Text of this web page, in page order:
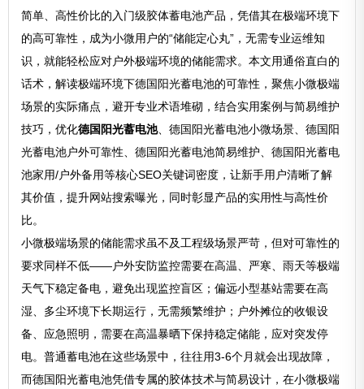
简单、高性价比的入门级胶体蓄电池产品，凭借其在极端环境下
的高可靠性，成为小微用户的“储能定心丸”，无需专业运维知
识，就能轻松应对户外极端环境的储能需求。本文用通俗直白的
话术，解读极端环境下德国阳光蓄电池的可靠性，聚焦小微极端
场景的实际痛点，避开专业术语堆砌，结合实用案例与简易维护
技巧，优化德国阳光蓄电池、德国阳光蓄电池小微场景、德国阳
光蓄电池户外可靠性、德国阳光蓄电池简易维护、德国阳光蓄电
池家用/户外备用等核心SEO关键词密度，让新手用户清晰了解
其价值，提升网站搜索曝光，同时彰显产品的实用性与高性价
比。
小微极端场景的储能需求虽不及工程级场景严苛，但对可靠性的
要求同样不低——户外安防监控需要在高温、严寒、雨天等极端
天气下稳定备电，避免出现监控盲区；偏远小型基站需要在高
湿、多尘环境下长期运行，无需频繁维护；户外摊位的收银设
备、应急照明，需要在高温暴晒下保持稳定储能，应对突发停
电。普通蓄电池在这些场景中，往往用3-6个月就会出现故障，
而德国阳光蓄电池凭借专属的胶体技术与简易设计，在小微极端